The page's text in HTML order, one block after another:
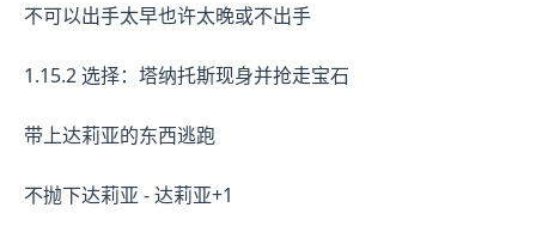
不可以出手太早也许太晚或不出手
1.15.2 选择：塔纳托斯现身并抢走宝石
带上达莉亚的东西逃跑
不抛下达莉亚 - 达莉亚+1